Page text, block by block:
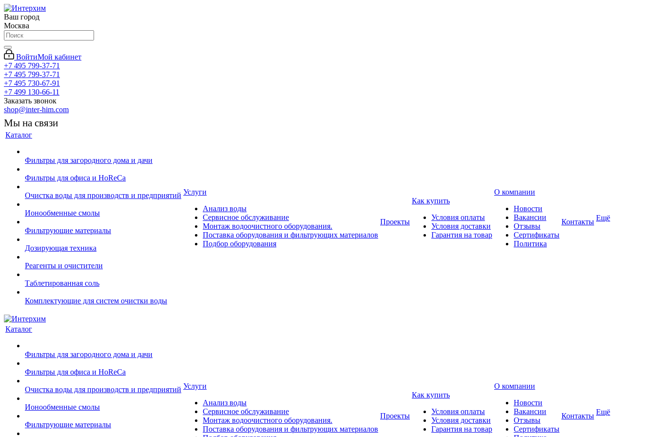
Ваш город
Москва
ВойтиМой кабинет
+7 495 799-37-71
+7 495 799-37-71
+7 495 730-67-91
+7 499 130-66-11
Заказать звонок
shop@inter-him.com
Мы на связи
Каталог
Фильтры для загородного дома и дачи
Фильтры для офиса и HoReCa
Очистка воды для производств и предприятий
Ионообменные смолы
Фильтрующие материалы
Дозирующая техника
Реагенты и очистители
Таблетированная соль
Комплектующие для систем очистки воды
Услуги
Анализ воды
Сервисное обслуживание
Монтаж водоочистного оборудования.
Поставка оборудования и фильтрующих материалов
Подбор оборудования
Проекты
Как купить
Условия оплаты
Условия доставки
Гарантия на товар
О компании
Новости
Вакансии
Отзывы
Сертификаты
Политика
Контакты Ещё
Каталог
Фильтры для загородного дома и дачи
Фильтры для офиса и HoReCa
Очистка воды для производств и предприятий
Ионообменные смолы
Фильтрующие материалы
Услуги
Анализ воды
Сервисное обслуживание
Монтаж водоочистного оборудования.
Поставка оборудования и фильтрующих материалов
Проекты
Как купить
Условия оплаты
Условия доставки
Гарантия на товар
О компании
Новости
Вакансии
Отзывы
Сертификаты
Контакты Ещё